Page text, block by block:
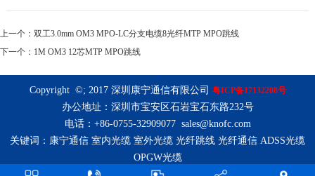
上一个： 双工3.0mm OM3 MPO-LC分支电缆8光纤MTP MPO跳线
下一个： 1M OM3 12芯MTP MPO跳线
Copyright ©; 2017 深圳康宁通信有限公司 粤ICP备17132208号
办公地址：深圳市宝安区石岩宝石东路232号
电话：+86-0755-32909077 sales@knofc.com
关键词： 康宁通信 室内光缆 室外光缆 光纤跳线 光纤通信 ADSS光缆
OPGW光缆